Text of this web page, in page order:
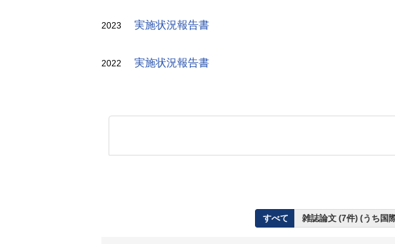
2023 実施状況報告書
2022 実施状況報告書
すべて 雑誌論文 (7件) (うち国